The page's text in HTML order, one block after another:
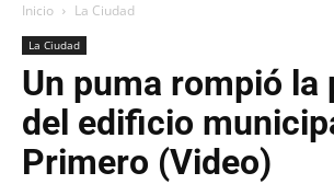
Inicio La Ciudad
La Ciudad
Un puma rompió la
del edificio
Primero (Video)